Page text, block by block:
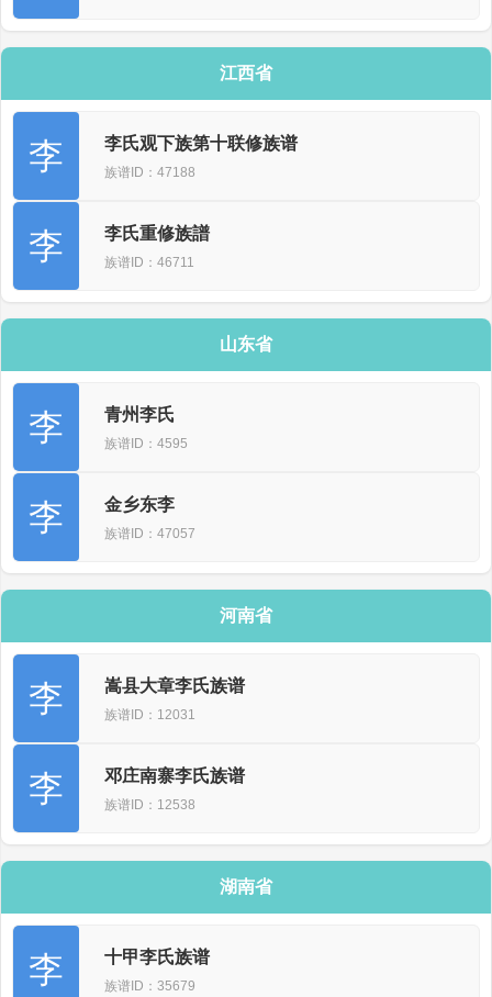
江西省
李 李氏观下族第十联修族谱
族谱ID：47188
李 李氏重修族譜
族谱ID：46711
山东省
李 青州李氏
族谱ID：4595
李 金乡东李
族谱ID：47057
河南省
李 嵩县大章李氏族谱
族谱ID：12031
李 邓庄南寨李氏族谱
族谱ID：12538
湖南省
李 十甲李氏族谱
族谱ID：35679